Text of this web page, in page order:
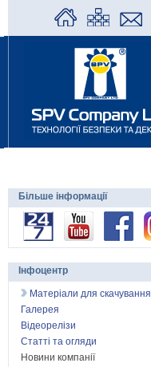
Більше інформації
Інфоцентр
Матеріали для скачування
Галерея
Відеорелізи
Статті та огляди
Новини компанії